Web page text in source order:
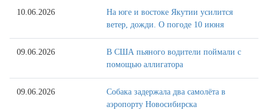
10.06.2026
На юге и востоке Якутии усилится
ветер, дожди. О погоде 10 июня
09.06.2026
В США пьяного водители поймали с
помощью аллигатора
09.06.2026
Собака задержала два самолёта в
аэропорту Новосибирска